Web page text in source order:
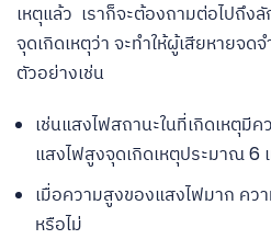
เหตุแล้ว เราก็จะต้องถามต่อไปถึ
จุดเกิดเหตุว่า จะทำให้ผู้เสียหายจด
ตัวอย่างเช่น
เช่นแสงไฟสถานะในที่เกิดเหตุมี
แสงไฟสูงจุดเกิดเหตุประมาณ 6
เมื่อความสูงของแสงไฟมาก คว
หรือไม่